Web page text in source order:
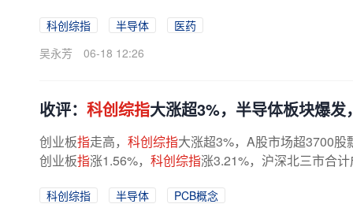
科创综指 半导体
医药
吴永芳
06-18 12:26
收评： 科创综指大涨超3%，半导体板块爆发
创业板指走高， 科创综指大涨超3%，A股市场超3700
创业板指涨1.56%， 科创综指涨3.21%，沪深北三市合
科创综指 半导体
PCB概念